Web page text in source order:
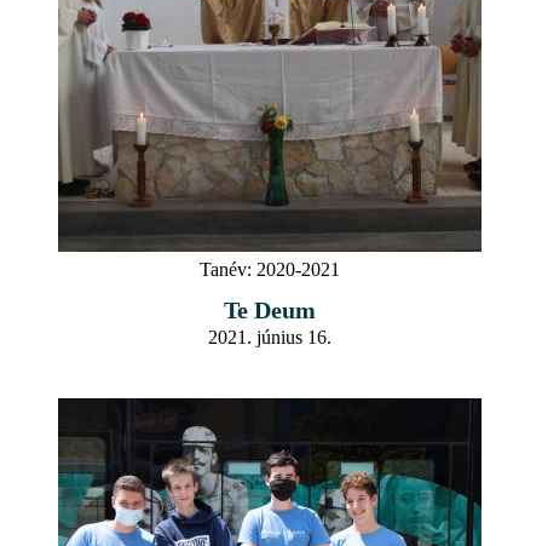
Tanév: 2020-2021
Te Deum
2021. június 16.